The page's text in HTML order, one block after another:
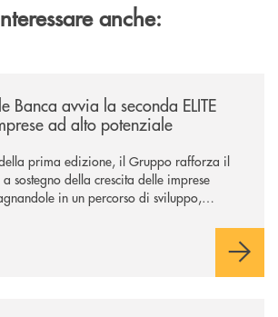
anche:
Banca avvia la seconda ELITE
ad alto potenziale
della prima edizione, il Gruppo rafforza il
sostegno della crescita delle imprese
in un percorso di sviluppo,